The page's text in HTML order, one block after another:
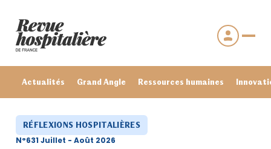
Actualités Grand Angle Ressources humaines
RÉFLEXIONS HOSPITALIÈRES
N°631 Juillet - Août 2026